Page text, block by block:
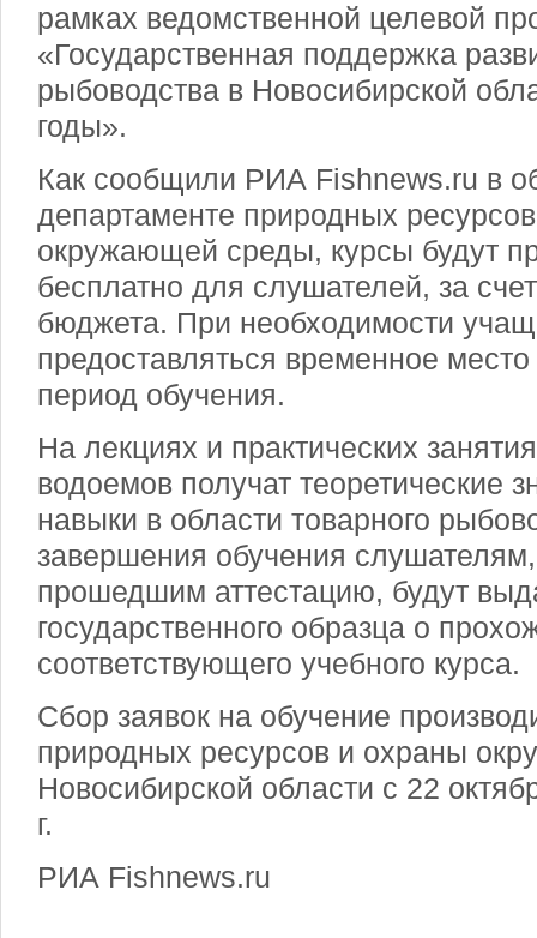
рамках ведомственной целевой
«Государственная поддержка
рыбоводства в Новосибирской
годы».
Как сообщили РИА Fishnews.ru в
департаменте природных
окружающей среды, курсы будут
бесплатно для слушателей, за
бюджета. При необходимости
предоставляться временное
период обучения.
На лекциях и практических
водоемов получат теоретические
навыки в области товарного
завершения обучения
прошедшим аттестацию, будут
государственного образца о
соответствующего учебного курса.
Сбор заявок на обучение
природных ресурсов и охраны
Новосибирской области с 22
г.
РИА Fishnews.ru